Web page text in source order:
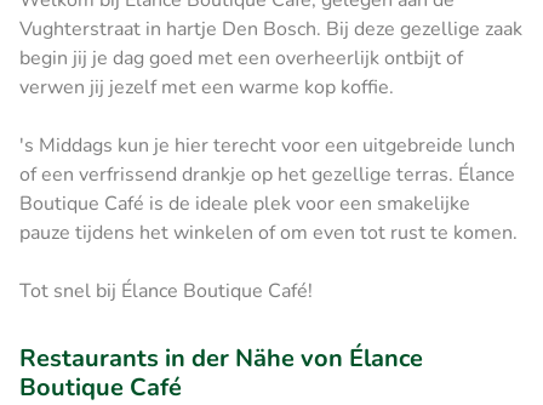
Vughterstraat in hartje Den Bosch. Bij deze gezellige zaak
begin jij je dag goed met een overheerlijk ontbijt of
verwen jij jezelf met een warme kop koffie.
's Middags kun je hier terecht voor een uitgebreide lunch
of een verfrissend drankje op het gezellige terras. Élance
Boutique Café is de ideale plek voor een smakelijke
pauze tijdens het winkelen of om even tot rust te komen.
Tot snel bij Élance Boutique Café!
Restaurants in der Nähe von Élance
Boutique Café